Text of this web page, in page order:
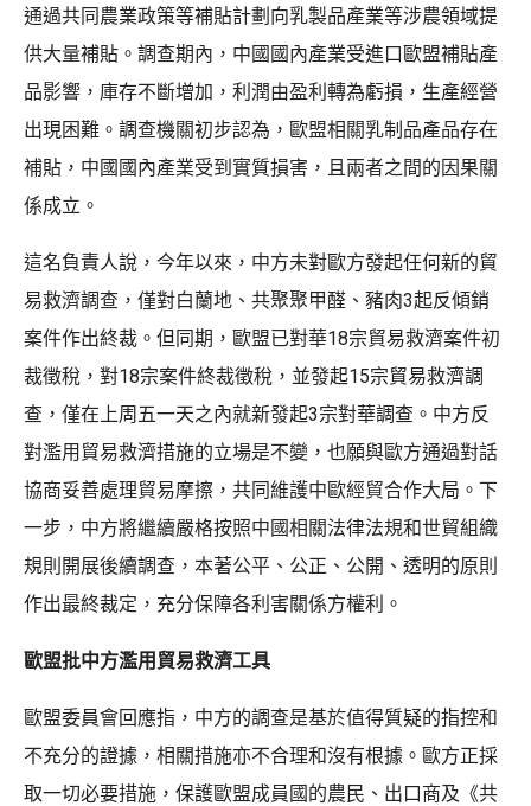
通過共同農業政策等補貼計劃向乳製品產業等涉農領域提
供大量補貼。調查期內，中國國內產業受進口歐盟補貼產
品影響，庫存不斷增加，利潤由盈利轉為虧損，生產經營
出現困難。調查機關初步認為，歐盟相關乳制品產品存在
補貼，中國國內產業受到實質損害，且兩者之間的因果關
係成立。
這名負責人說，今年以來，中方未對歐方發起任何新的貿
易救濟調查，僅對白蘭地、共聚聚甲醛、豬肉3起反傾銷
案件作出終裁。但同期，歐盟已對華18宗貿易救濟案件初
裁徵稅，對18宗案件終裁徵稅，並發起15宗貿易救濟調
查，僅在上周五一天之內就新發起3宗對華調查。中方反
對濫用貿易救濟措施的立場是不變，也願與歐方通過對話
協商妥善處理貿易摩擦，共同維護中歐經貿合作大局。下
一步，中方將繼續嚴格按照中國相關法律法規和世貿組織
規則開展後續調查，本著公平、公正、公開、透明的原則
作出最終裁定，充分保障各利害關係方權利。
歐盟批中方濫用貿易救濟工具
歐盟委員會回應指，中方的調查是基於值得質疑的指控和
不充分的證據，相關措施亦不合理和沒有根據。歐方正採
取一切必要措施，保護歐盟成員國的農民、出口商及《共